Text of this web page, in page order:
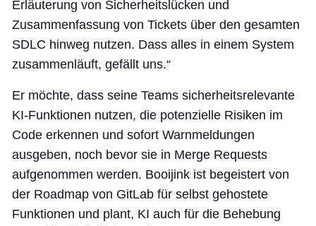
Erläuterung von Sicherheitslücken und
Zusammenfassung von Tickets über den gesamten
SDLC hinweg nutzen. Dass alles in einem System
zusammenläuft, gefällt uns.“
Er möchte, dass seine Teams sicherheitsrelevante
KI-Funktionen nutzen, die potenzielle Risiken im
Code erkennen und sofort Warnmeldungen
ausgeben, noch bevor sie in Merge Requests
aufgenommen werden. Booijink ist begeistert von
der Roadmap von GitLab für selbst gehostete
Funktionen und plant, KI auch für die Behebung